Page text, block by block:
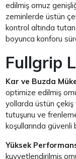
edilmiş omuz
zeminlerde üstün
kontrol altında
boyunca konforu
Fullgrip
Kar ve Buzda
optimize edilmiş
yollarda üstün çekiş
tutuşunu ve
koşullarında
Yüksek
kuvvetlendirilmiş